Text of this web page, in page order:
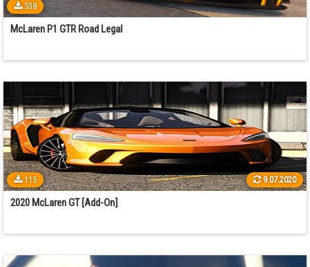
538
McLaren P1 GTR Road Legal
115 9.07.2020
2020 McLaren GT [Add-On]